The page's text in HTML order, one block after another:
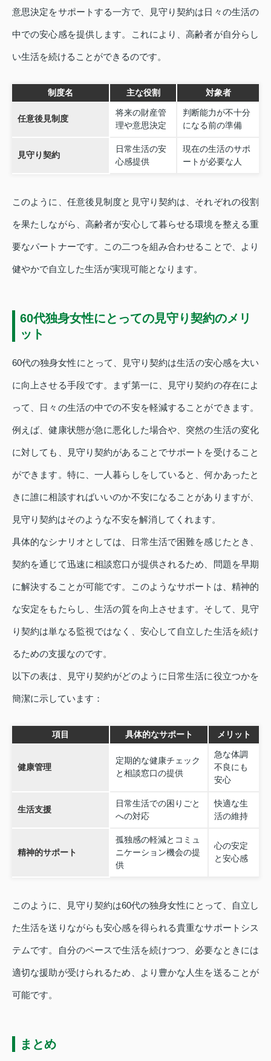
意思決定をサポートする一方で、見守り契約は日々の生活の
中での安心感を提供します。これにより、高齢者が自分らし
い生活を続けることができるのです。
制度名 主な役割 対象者
任意後見制度
将来の財産管
理や意思決定
判断能力が不十分
になる前の準備
見守り契約
日常生活の安
心感提供
現在の生活のサポ
ートが必要な人
このように、任意後見制度と見守り契約は、それぞれの役割
を果たしながら、高齢者が安心して暮らせる環境を整える重
要なパートナーです。この二つを組み合わせることで、より
健やかで自立した生活が実現可能となります。
60代独身女性にとっての見守り契約のメリ
ット
60代の独身女性にとって、見守り契約は生活の安心感を大い
に向上させる手段です。まず第一に、見守り契約の存在によ
って、日々の生活の中での不安を軽減することができます。
例えば、健康状態が急に悪化した場合や、突然の生活の変化
に対しても、見守り契約があることでサポートを受けること
ができます。特に、一人暮らしをしていると、何かあったと
きに誰に相談すればいいのか不安になることがありますが、
見守り契約はそのような不安を解消してくれます。
具体的なシナリオとしては、日常生活で困難を感じたとき、
契約を通じて迅速に相談窓口が提供されるため、問題を早期
に解決することが可能です。このようなサポートは、精神的
な安定をもたらし、生活の質を向上させます。そして、見守
り契約は単なる監視ではなく、安心して自立した生活を続け
るための支援なのです。
以下の表は、見守り契約がどのように日常生活に役立つかを
簡潔に示しています：
項目 具体的なサポート メリット
健康管理
定期的な健康チェック
と相談窓口の提供
急な体調
不良にも
安心
生活支援
日常生活での困りごと
への対応
快適な生
活の維持
精神的サポート
孤独感の軽減とコミュ
ニケーション機会の提
供
心の安定
と安心感
このように、見守り契約は60代の独身女性にとって、自立し
た生活を送りながらも安心感を得られる貴重なサポートシス
テムです。自分のペースで生活を続けつつ、必要なときには
適切な援助が受けられるため、より豊かな人生を送ることが
可能です。
まとめ